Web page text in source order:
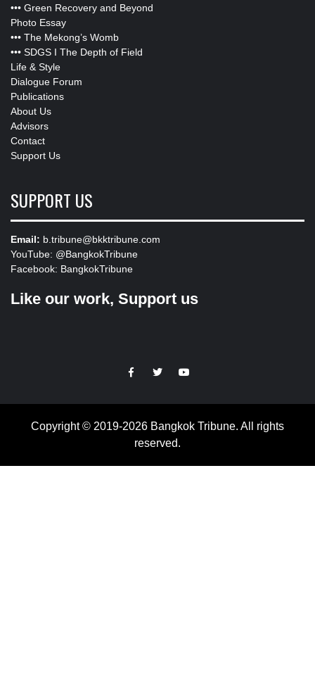
••• Green Recovery and Beyond
Photo Essay
••• The Mekong’s Womb
••• SDGS I The Depth of Field
Life & Style
Dialogue Forum
Publications
About Us
Advisors
Contact
Support Us
SUPPORT US
Email: b.tribune@bkktribune.com
YouTube: @BangkokTribune
Facebook: BangkokTribune
Like our work, Support us
https://facebook.com
https://www.twitter.com
https://www.youtube.com
Copyright © 2019-2026 Bangkok Tribune. All rights
reserved.